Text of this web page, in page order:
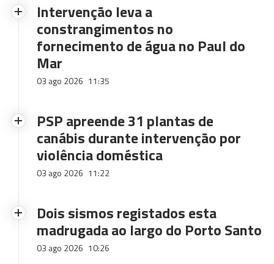
Intervenção leva a
constrangimentos no
fornecimento de água no Paul do
Mar
03 ago 2026 11:35
PSP apreende 31 plantas de
canábis durante intervenção por
violência doméstica
03 ago 2026 11:22
Dois sismos registados esta
madrugada ao largo do Porto Santo
03 ago 2026 10:26